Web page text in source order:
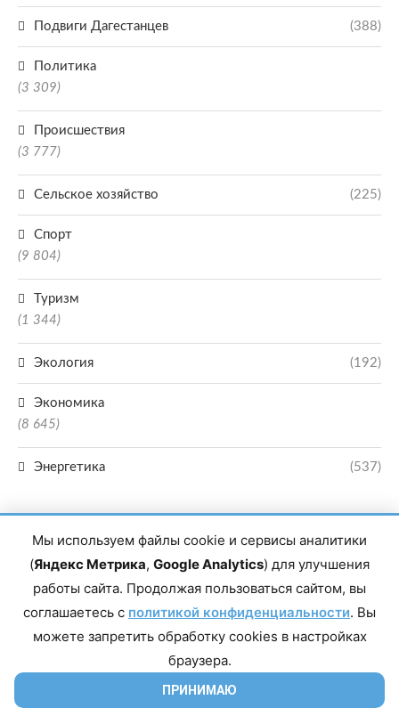
Подвиги Дагестанцев (388)
Политика
(3 309)
Происшествия
(3 777)
Сельское хозяйство (225)
Спорт
(9 804)
Туризм
(1 344)
Экология (192)
Экономика
(8 645)
Энергетика (537)
Главный редактор сетевого издания Магомаев Тимур Нухович. Контакты
редакции: 8(988)-292-94-34 Почта: vestiskfo@gmail.com По вопросам
Дагестан, г. Махачкала, пр-т Насрутдинова, д. 1а. Все права защищены.
Копирование и использование полных материалов запрещено, частичное
цитирование возможно только при условии гиперссылки на сайт mirmol.ru.
Мы используем файлы cookie и сервисы аналитики
(Яндекс Метрика, Google Analytics) для улучшения
работы сайта. Продолжая пользоваться сайтом, вы
соглашаетесь с политикой конфиденциальности. Вы
можете запретить обработку cookies в настройках
браузера.
ПРИНИМАЮ